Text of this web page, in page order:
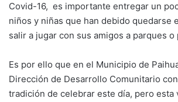
Covid-16, es importante entregar un
niños y niñas que han debido quedarse
salir a jugar con sus amigos a parques o
Es por ello que en el Municipio de
Dirección de Desarrollo Comunitario
tradición de celebrar este día, pero esta